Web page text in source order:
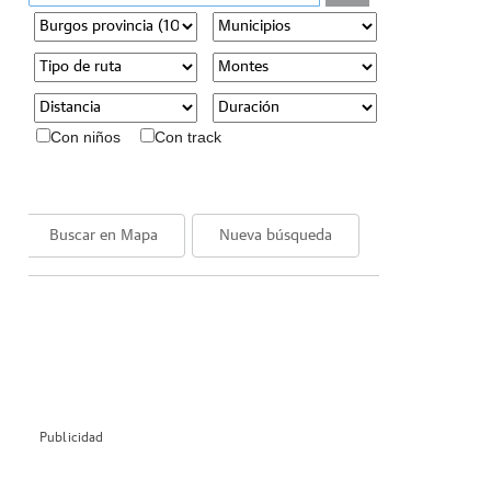
Con niños Con track
Buscar en Mapa Nueva búsqueda
Publicidad